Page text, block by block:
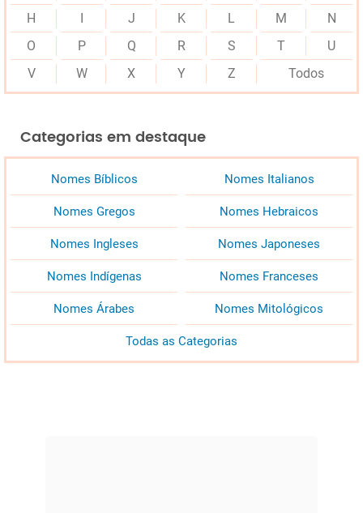
H
J K L M
N
O
P Q R S T
U
V
W X Y Z Todos
Categorias em destaque
Nomes Bíblicos Nomes Italianos
Nomes Gregos Nomes Hebraicos
Nomes Ingleses Nomes Japoneses
Nomes Indígenas Nomes Franceses
Nomes Árabes Nomes Mitológicos
Todas as Categorias